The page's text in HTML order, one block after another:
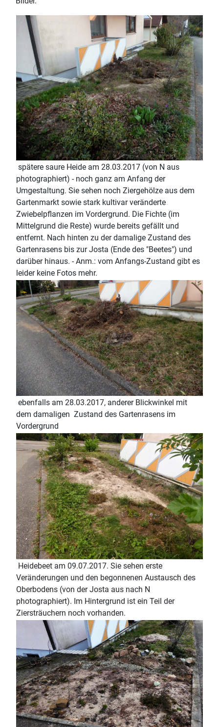
spätere saure Heide am 28.03.2017 (von N aus
photographiert) - noch ganz am Anfang der
Umgestaltung. Sie sehen noch Ziergehölze aus dem
Gartenmarkt sowie stark kultivar veränderte
Zwiebelpflanzen im Vordergrund. Die Fichte (im
Mittelgrund die Reste) wurde bereits gefällt und
entfernt. Nach hinten zu der damalige Zustand des
Gartenrasens bis zur Josta (Ende des "Beetes") und
darüber hinaus. - Anm.: vom Anfangs-Zustand gibt es
leider keine Fotos mehr.
ebenfalls am 28.03.2017, anderer Blickwinkel mit
dem damaligen Zustand des Gartenrasens im
Vordergrund
Heidebeet am 09.07.2017. Sie sehen erste
Veränderungen und den begonnenen Austausch des
Oberbodens (von der Josta aus nach N
photographiert). Im Hintergrund ist ein Teil der
Ziersträuchern noch vorhanden.